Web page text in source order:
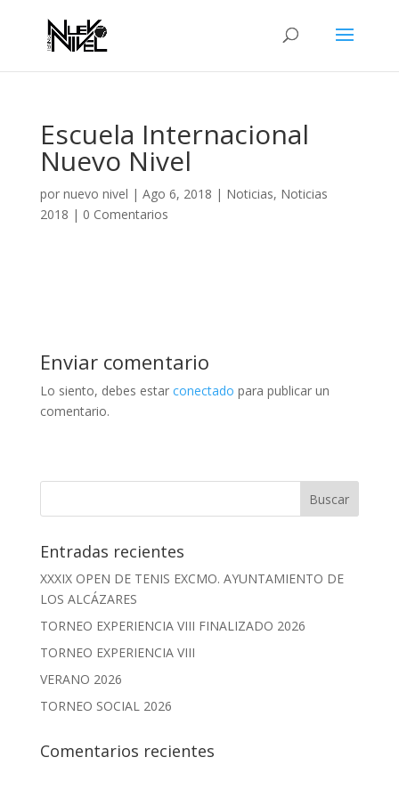
Escuela Internacional
Nuevo Nivel
por nuevo nivel | Ago 6, 2018 | Noticias, Noticias
2018 | 0 Comentarios
Enviar comentario
Lo siento, debes estar conectado para publicar un
comentario.
Entradas recientes
XXXIX OPEN DE TENIS EXCMO. AYUNTAMIENTO DE
LOS ALCÁZARES
TORNEO EXPERIENCIA VIII FINALIZADO 2026
TORNEO EXPERIENCIA VIII
VERANO 2026
TORNEO SOCIAL 2026
Comentarios recientes